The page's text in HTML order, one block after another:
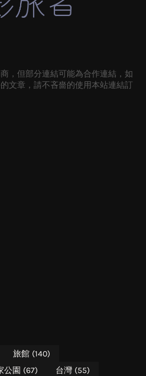
，但部分連結可能為合作連結，如
文章，請不吝嗇的使用本站連結訂
旅館 (140)
公園 (67) 台灣 (55)